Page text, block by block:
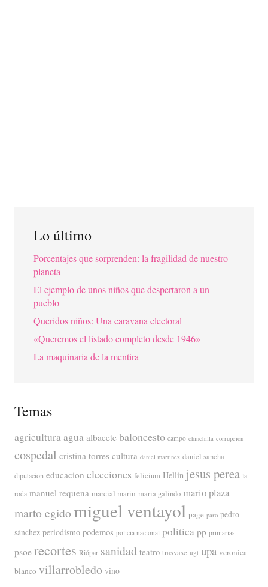
Lo último
Porcentajes que sorprenden: la fragilidad de nuestro
planeta
El ejemplo de unos niños que despertaron a un
pueblo
Queridos niños: Una caravana electoral
«Queremos el listado completo desde 1946»
La maquinaria de la mentira
Temas
agricultura agua albacete baloncesto campo chinchilla corrupcion
cospedal cristina torres cultura daniel martinez daniel sancha
diputacion educacion elecciones felicium Hellín jesus perea la
roda manuel requena marcial marin maria galindo mario plaza
marto egido miguel ventayol page paro pedro
sánchez periodismo podemos policia nacional politica pp primarias
psoe recortes Riópar sanidad teatro trasvase ugt upa veronica
blanco villarrobledo vino